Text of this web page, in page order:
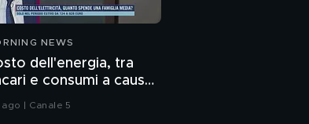
NEWS
dell'energia, tra
e consumi a causa
caldo record
| Canale 5